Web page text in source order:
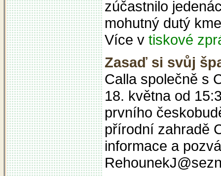
zúčastnilo
mohutný dutý
Více v tiskové
Zasaď si svůj
Calla společně s
18. května od
prvního
přírodní zahradě
informace a